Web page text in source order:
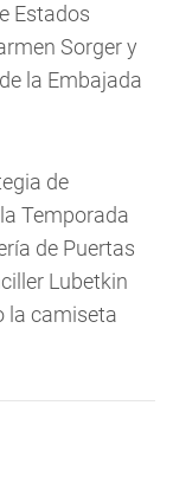
Estados
Sorger y
la Embajada
de
Temporada
de Puertas
Lubetkin
la camiseta